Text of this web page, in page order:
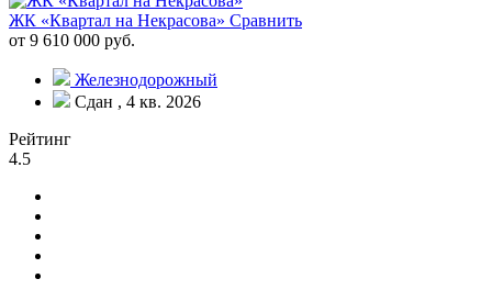
ЖК «Квартал на Некрасова» Сравнить
от 9 610 000 руб.
Железнодорожный
Сдан , 4 кв. 2026
Рейтинг
4.5